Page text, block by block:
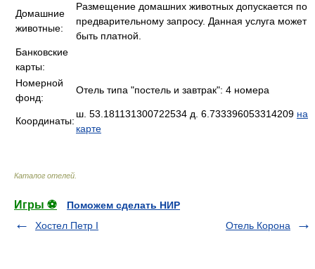
Домашние
животные:
Размещение домашних животных допускается по
предварительному запросу. Данная услуга может
быть платной.
Банковские
карты:
Номерной
фонд:
Отель типа "постель и завтрак": 4 номера
Координаты:
ш. 53.181131300722534 д. 6.733396053314209 на
карте
Каталог отелей
Игры ⚽
Поможем сделать НИР
Хостел Петр I
Отель Корона